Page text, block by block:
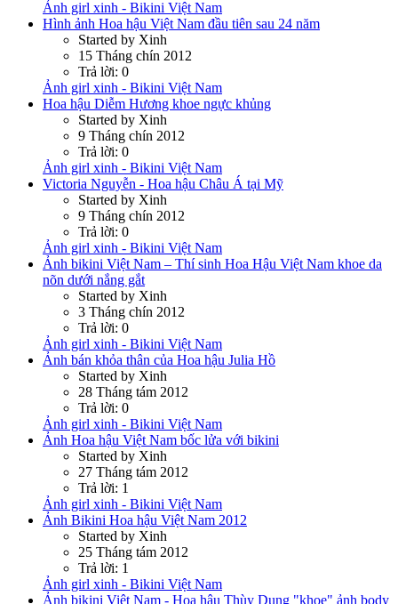
Ảnh girl xinh - Bikini Việt Nam
Hình ảnh Hoa hậu Việt Nam đầu tiên sau 24 năm
Started by Xinh
15 Tháng chín 2012
Trả lời: 0
Ảnh girl xinh - Bikini Việt Nam
Hoa hậu Diễm Hương khoe ngực khủng
Started by Xinh
9 Tháng chín 2012
Trả lời: 0
Ảnh girl xinh - Bikini Việt Nam
Victoria Nguyễn - Hoa hậu Châu Á tại Mỹ
Started by Xinh
9 Tháng chín 2012
Trả lời: 0
Ảnh girl xinh - Bikini Việt Nam
Ảnh bikini Việt Nam – Thí sinh Hoa Hậu Việt Nam khoe da
nõn dưới nắng gắt
Started by Xinh
3 Tháng chín 2012
Trả lời: 0
Ảnh girl xinh - Bikini Việt Nam
Ảnh bán khỏa thân của Hoa hậu Julia Hồ
Started by Xinh
28 Tháng tám 2012
Trả lời: 0
Ảnh girl xinh - Bikini Việt Nam
Ảnh Hoa hậu Việt Nam bốc lửa với bikini
Started by Xinh
27 Tháng tám 2012
Trả lời: 1
Ảnh girl xinh - Bikini Việt Nam
Ảnh Bikini Hoa hậu Việt Nam 2012
Started by Xinh
25 Tháng tám 2012
Trả lời: 1
Ảnh girl xinh - Bikini Việt Nam
Ảnh bikini Việt Nam - Hoa hậu Thùy Dung "khoe" ảnh body